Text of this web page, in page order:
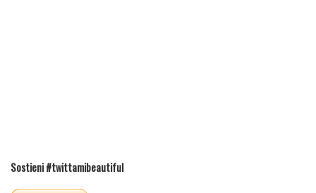
Sostieni #twittamibeautiful